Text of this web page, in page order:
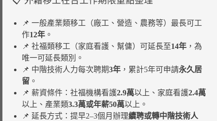
📌 一般產業類移工（廠工、營造、農務等）最長可工
作12年 。
📌 社福類移工（家庭看護、幫傭）可延長至14年 ，為
唯一可延長類別。
📌 中階技術人力每次聘期3年 ，累計5年可申請永久居
留 。
📌 薪資條件：社福機構看護2.9萬以上、家庭看護2.4萬
以上、產業類3.3萬或年薪50萬以上。
📌 延長方式：提早2–3個月辦理續聘或轉中階技術人